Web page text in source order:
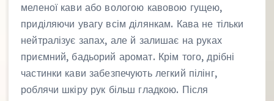
меленої кави або вологою кавовою гущею,
приділяючи увагу всім ділянкам. Кава не тільки
нейтралізує запах, але й залишає на руках
приємний, бадьорий аромат. Крім того, дрібні
частинки кави забезпечують легкий пілінг,
роблячи шкіру рук більш гладкою. Після